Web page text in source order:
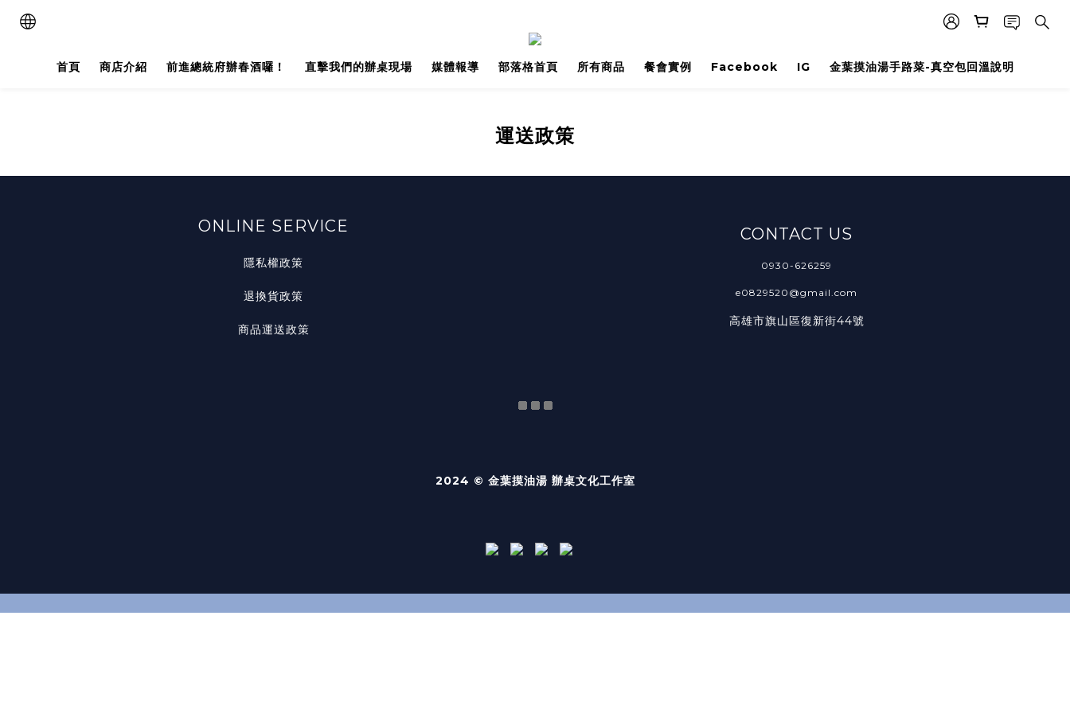
首頁 商店介紹 前進總統府辦春酒囉！ 直擊我們的辦桌現場 媒體報導 部落格首頁 所有商品 餐會實例 Facebook IG 金葉摸油湯手路菜-真空包回溫說明
運送政策
ONLINE SERVICE
隱私權政策
退換貨政策
商品運送政策
CONTACT US
0930-626259
e0829520@gmail.com
高雄市旗山區復新街44號
2024 © 金葉摸油湯 辦桌文化工作室